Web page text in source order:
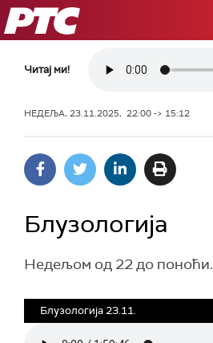
РТС
Читај ми!
НЕДЕЉА, 23.11.2025, 22:00 -> 15:12
Блузологија
Недељом од 22 до поноћи.
Блузологија 23.11.